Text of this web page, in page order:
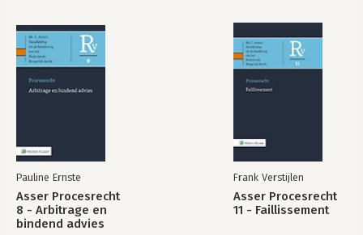
Pauline Ernste
Asser Procesrecht
8 - Arbitrage en
bindend advies
Frank Verstijlen
Asser Procesrecht
11 - Faillissement